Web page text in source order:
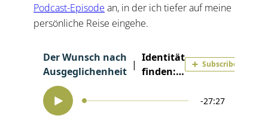
Podcast-Episode an, in der ich tiefer auf meine
persönliche Reise eingehe.